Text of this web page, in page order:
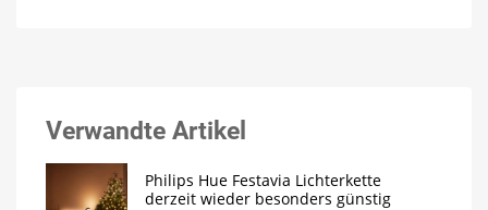
Verwandte Artikel
Philips Hue Festavia Lichterkette
derzeit wieder besonders günstig